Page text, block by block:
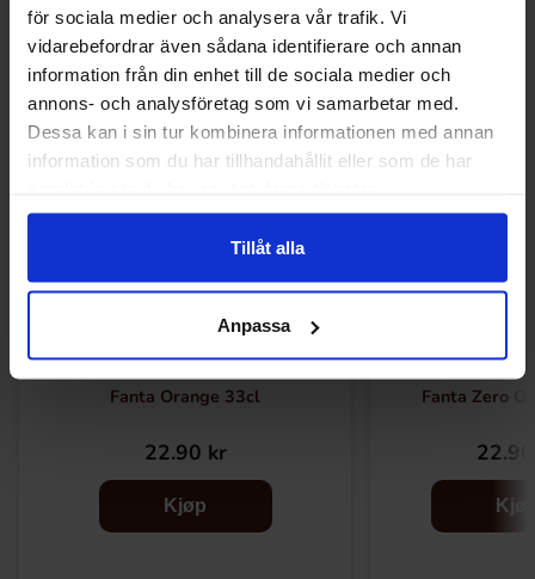
för sociala medier och analysera vår trafik. Vi
vidarebefordrar även sådana identifierare och annan
information från din enhet till de sociala medier och
annons- och analysföretag som vi samarbetar med.
Dessa kan i sin tur kombinera informationen med annan
information som du har tillhandahållit eller som de har
Tillåt alla
Anpassa
Fanta Orange 33cl
22.90 kr
Kjøp
Fanta Zero